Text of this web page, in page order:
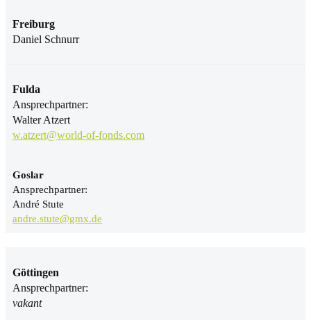
Freiburg
Daniel Schnurr
Fulda
Ansprechpartner:
Walter Atzert
w.atzert@world-of-fonds.com
Goslar
Ansprechpartner:
André Stute
andre.stute@gmx.de
Göttingen
Ansprechpartner:
vakant